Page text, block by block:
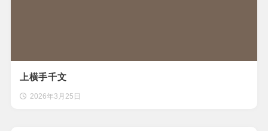
上横手千文
2026年3月25日